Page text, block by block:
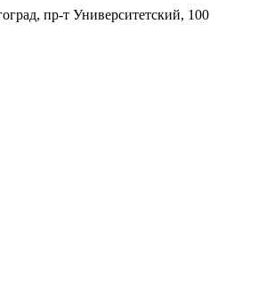
пр-т Университетский, 100